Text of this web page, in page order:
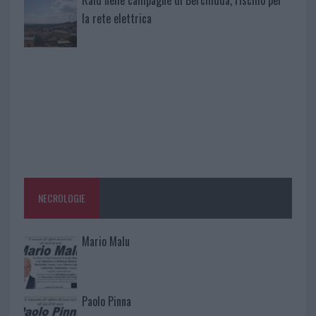
la rete elettrica
NECROLOGIE
Mario Malu
Paolo Pinna